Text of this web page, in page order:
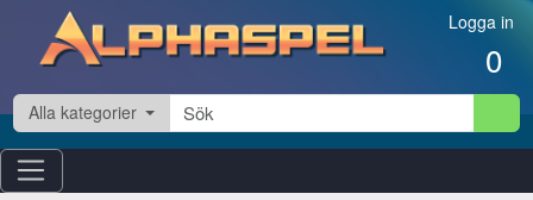
Hoppa till innehåll Logga in
0
Alla kategorier